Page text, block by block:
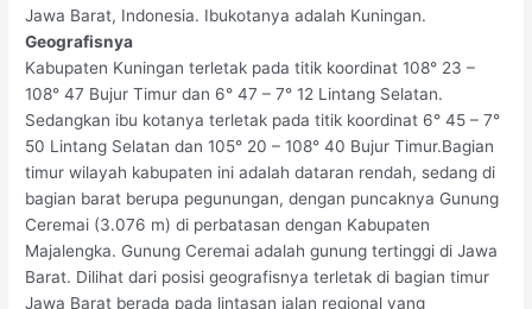
Jawa Barat, Indonesia. Ibukotanya adalah Kuningan.
Geografisnya
Kabupaten Kuningan terletak pada titik koordinat 108° 23 –
108° 47 Bujur Timur dan 6° 47 – 7° 12 Lintang Selatan.
Sedangkan ibu kotanya terletak pada titik koordinat 6° 45 – 7°
50 Lintang Selatan dan 105° 20 – 108° 40 Bujur Timur.Bagian
timur wilayah kabupaten ini adalah dataran rendah, sedang di
bagian barat berupa pegunungan, dengan puncaknya Gunung
Ceremai (3.076 m) di perbatasan dengan Kabupaten
Majalengka. Gunung Ceremai adalah gunung tertinggi di Jawa
Barat. Dilihat dari posisi geografisnya terletak di bagian timur
Jawa Barat berada pada lintasan jalan regional yang